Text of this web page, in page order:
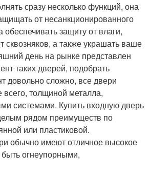
сразу несколько функций, она
от несанкционированного
защиту от влаги,
сквозняков, а также украшать ваше
день на рынке представлен
таких дверей, подобрать
довольно сложно, все двери
толщиной металла,
системами. Купить входную дверь
рядом преимуществ по
или пластиковой.
обычно имеют отличное высокое
быть огнеупорными,